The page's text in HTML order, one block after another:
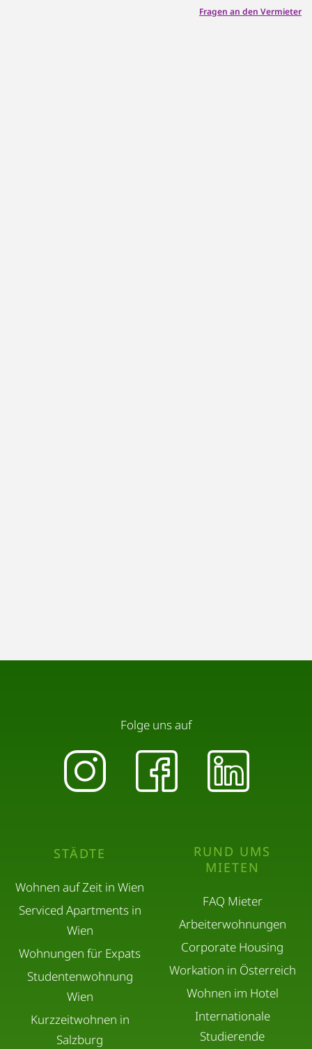
Fragen an den Vermieter
STÄDTE
Wohnen auf Zeit in Wien
Serviced Apartments in
Wien
Wohnungen für Expats
Studentenwohnung
Wien
Kurzzeitwohnen in
Salzburg
RUND UMS
MIETEN
FAQ Mieter
Arbeiterwohnungen
Corporate Housing
Workation in Österreich
Wohnen im Hotel
Internationale
Studierende
Folge uns auf